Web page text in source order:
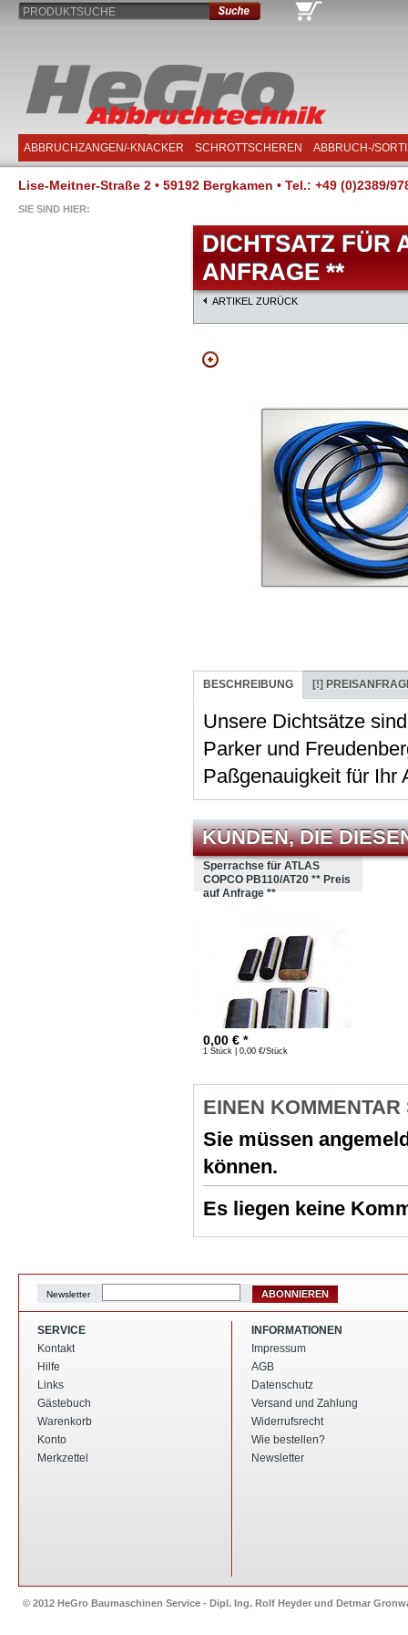
ABBRUCHZANGEN/-KNACKER SCHROTTSCHEREN ABBRUCH-/
PRODUKTSUCHE
Lise-Meitner-Straße 2 • 59192 Bergkamen • Tel.: +49 (0)2389/
SIE SIND HIER:
DICHTSATZ FÜR
ANFRAGE **
ARTIKEL ZURÜCK
BESCHREIBUNG [!]
Unsere Dichtsätze
Parker und
Paßgenauigkeit für Ihr
KUNDEN, DIE
Sperrachse für ATLAS
COPCO PB110/AT20 ** Preis
auf Anfrage **
0,00 € *
1 Stück | 0,00 €/Stück
EINEN
Sie müssen
können.
Es liegen keine
Newsletter ABONNIEREN
SERVICE
Kontakt
Hilfe
Links
Gästebuch
Warenkorb
Konto
Merkzettel
INFORMATIONEN
Impressum
AGB
Datenschutz
Versand und Zahlung
Widerrufsrecht
Wie bestellen?
Newsletter
© 2012 HeGro Baumaschinen Service - Dipl. Ing. Rolf Heyder und Detmar